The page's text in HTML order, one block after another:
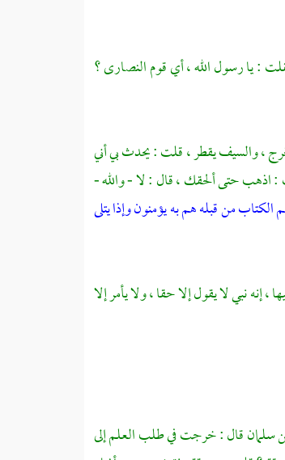
: يا رسول الله ، أي قومالنصارى؟
، والسيف يقطر ، قلت : يحدث بي أني
حتى ألحقك ، قال : لا - والله -
الكتاب من قبله هم به يؤمنون وإذا يتلى
نبي لا يقول إلا حقا ، ولا يأمر إلا
سلمانقال : خرجت في طلب العلم إلى